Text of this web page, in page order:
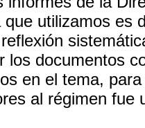
que utilizamos es
los documentos
en el tema,
al régimen fue